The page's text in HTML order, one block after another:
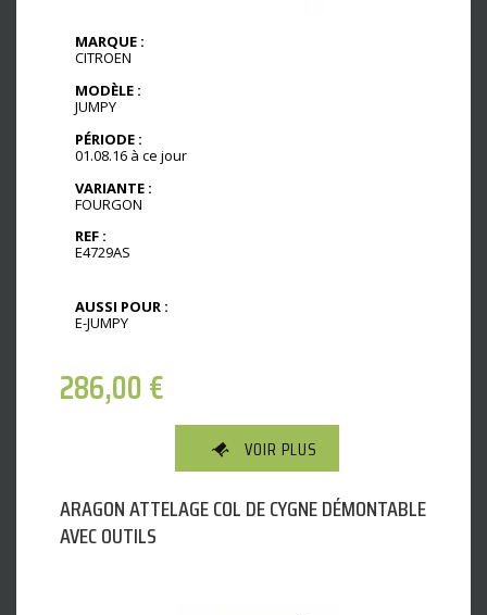
MARQUE :
CITROEN
MODÈLE :
JUMPY
PÉRIODE :
01.08.16 à ce jour
VARIANTE :
FOURGON
REF :
E4729AS
AUSSI POUR :
E-JUMPY
286,00€
VOIR PLUS
ARAGON ATTELAGE COL DE CYGNE DÉMONTABLE
AVEC OUTILS